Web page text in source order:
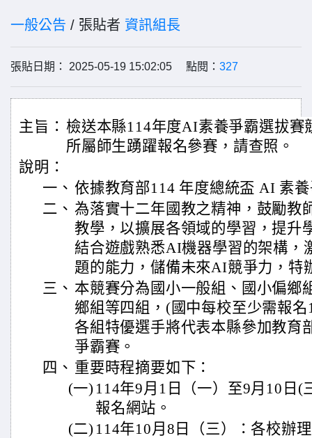
一般公告 / 張貼者 資訊組長
張貼日期： 2025-05-19 15:02:05 點閱： 327
主旨： 檢送本縣114年度AI素養爭霸選拔賽
所屬師生踴躍報名參賽，請查照。
說明：
一、 依據教育部114 年度總統盃 AI 素
二、 為落實十二年國教之精神，鼓勵教
教學，以擴展各領域的學習，提升
結合遊戲熟悉AI機器學習的架構，
題的能力，儲備未來AI競爭力，特
三、 本競賽分為國小一般組、國小偏鄉
鄉組等四組，(國中每校至少需報
各組特優選手將代表本縣參加教育
爭霸賽。
四、 重要時程摘要如下：
(一) 114年9月1日（一）至9月10日(
報名網站。
(二) 114年10月8日（三）：各校辦